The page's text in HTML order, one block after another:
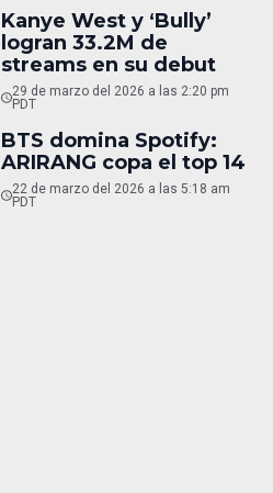
Kanye West y ‘Bully’
logran 33.2M de
streams en su debut
29 de marzo del 2026 a las 2:20 pm
PDT
BTS domina Spotify:
ARIRANG copa el top 14
22 de marzo del 2026 a las 5:18 am
PDT